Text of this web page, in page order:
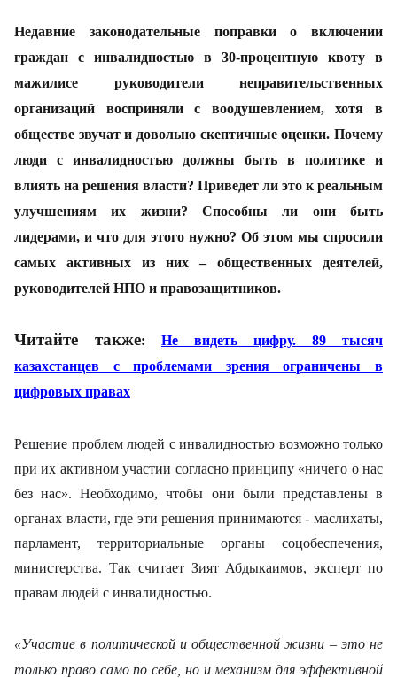
Недавние законодательные поправки о включении
граждан с инвалидностью в 30-процентную квоту в
мажилисе руководители неправительственных
организаций восприняли с воодушевлением, хотя в
обществе звучат и довольно скептичные оценки. Почему
люди с инвалидностью должны быть в политике и
влиять на решения власти? Приведет ли это к реальным
улучшениям их жизни? Способны ли они быть
лидерами, и что для этого нужно? Об этом мы спросили
самых активных из них – общественных деятелей,
руководителей НПО и правозащитников.
Читайте также: Не видеть цифру. 89 тысяч
казахстанцев с проблемами зрения ограничены в
цифровых правах
Решение проблем людей с инвалидностью возможно только
при их активном участии согласно принципу «ничего о нас
без нас». Необходимо, чтобы они были представлены в
органах власти, где эти решения принимаются - маслихаты,
парламент, территориальные органы соцобеспечения,
министерства. Так считает Зият Абдыкаимов, эксперт по
правам людей с инвалидностью.
«Участие в политической и общественной жизни – это не
только право само по себе, но и механизм для эффективной